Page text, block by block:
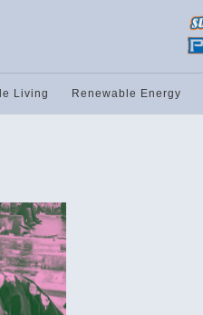
Living Renewable Energy